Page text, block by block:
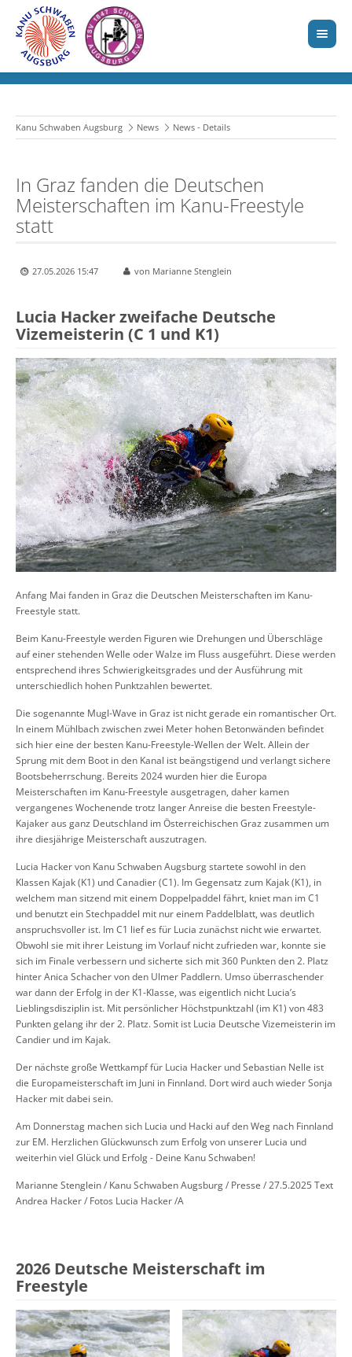
Kanu Schwaben Augsburg News News - Details
In Graz fanden die Deutschen
Meisterschaften im Kanu-Freestyle
statt
27.05.2026 15:47 von Marianne Stenglein
Lucia Hacker zweifache Deutsche
Vizemeisterin (C 1 und K1)
Anfang Mai fanden in Graz die Deutschen Meisterschaften im Kanu-
Freestyle statt.
Beim Kanu-Freestyle werden Figuren wie Drehungen und Überschläge
auf einer stehenden Welle oder Walze im Fluss ausgeführt. Diese werden
entsprechend ihres Schwierigkeitsgrades und der Ausführung mit
unterschiedlich hohen Punktzahlen bewertet.
Die sogenannte Mugl-Wave in Graz ist nicht gerade ein romantischer Ort.
In einem Mühlbach zwischen zwei Meter hohen Betonwänden befindet
sich hier eine der besten Kanu-Freestyle-Wellen der Welt. Allein der
Sprung mit dem Boot in den Kanal ist beängstigend und verlangt sichere
Bootsbeherrschung. Bereits 2024 wurden hier die Europa
Meisterschaften im Kanu-Freestyle ausgetragen, daher kamen
vergangenes Wochenende trotz langer Anreise die besten Freestyle-
Kajaker aus ganz Deutschland im Österreichischen Graz zusammen um
ihre diesjährige Meisterschaft auszutragen.
Lucia Hacker von Kanu Schwaben Augsburg startete sowohl in den
Klassen Kajak (K1) und Canadier (C1). Im Gegensatz zum Kajak (K1), in
welchem man sitzend mit einem Doppelpaddel fährt, kniet man im C1
und benutzt ein Stechpaddel mit nur einem Paddelblatt, was deutlich
anspruchsvoller ist. Im C1 lief es für Lucia zunächst nicht wie erwartet.
Obwohl sie mit ihrer Leistung im Vorlauf nicht zufrieden war, konnte sie
sich im Finale verbessern und sicherte sich mit 360 Punkten den 2. Platz
hinter Anica Schacher von den Ulmer Paddlern. Umso überraschender
war dann der Erfolg in der K1-Klasse, was eigentlich nicht Lucia’s
Lieblingsdisziplin ist. Mit persönlicher Höchstpunktzahl (im K1) von 483
Punkten gelang ihr der 2. Platz. Somit ist Lucia Deutsche Vizemeisterin im
Candier und im Kajak.
Der nächste große Wettkampf für Lucia Hacker und Sebastian Nelle ist
die Europameisterschaft im Juni in Finnland. Dort wird auch wieder Sonja
Hacker mit dabei sein.
Am Donnerstag machen sich Lucia und Hacki auf den Weg nach Finnland
zur EM. Herzlichen Glückwunsch zum Erfolg von unserer Lucia und
weiterhin viel Glück und Erfolg - Deine Kanu Schwaben!
Marianne Stenglein / Kanu Schwaben Augsburg / Presse / 27.5.2025 Text
Andrea Hacker / Fotos Lucia Hacker /A
2026 Deutsche Meisterschaft im
Freestyle